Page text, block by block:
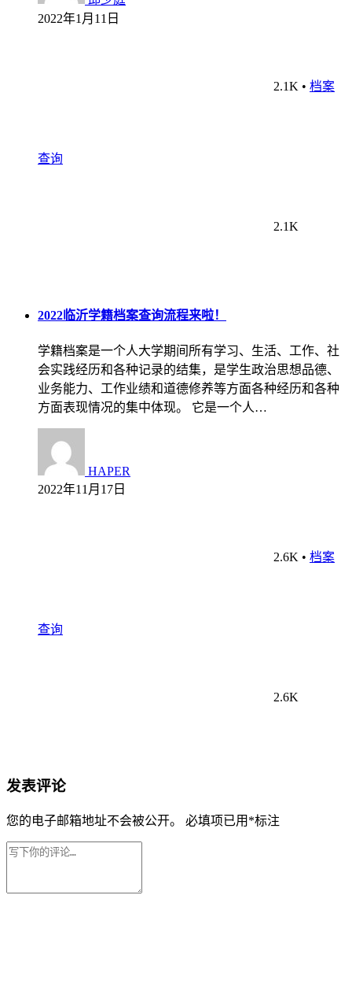
2022年1月11日
2.1K • 档案
查询
2.1K
2022临沂学籍档案查询流程来啦！
学籍档案是一个人大学期间所有学习、生活、工作、社
会实践经历和各种记录的结集，是学生政治思想品德、
业务能力、工作业绩和道德修养等方面各种经历和各种
方面表现情况的集中体现。 它是一个人…
HAPER
2022年11月17日
2.6K • 档案
查询
2.6K
发表评论
您的电子邮箱地址不会被公开。 必填项已用 *标注